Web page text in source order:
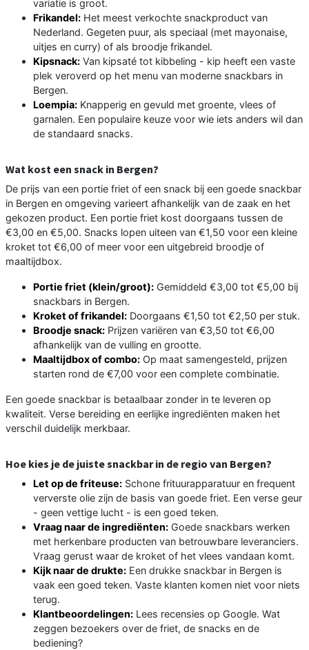
variatie is groot.
Frikandel: Het meest verkochte snackproduct van
Nederland. Gegeten puur, als speciaal (met mayonaise,
uitjes en curry) of als broodje frikandel.
Kipsnack: Van kipsaté tot kibbeling - kip heeft een vaste
plek veroverd op het menu van moderne snackbars in
Bergen.
Loempia: Knapperig en gevuld met groente, vlees of
garnalen. Een populaire keuze voor wie iets anders wil dan
de standaard snacks.
Wat kost een snack in Bergen?
De prijs van een portie friet of een snack bij een goede snackbar
in Bergen en omgeving varieert afhankelijk van de zaak en het
gekozen product. Een portie friet kost doorgaans tussen de
€3,00 en €5,00. Snacks lopen uiteen van €1,50 voor een kleine
kroket tot €6,00 of meer voor een uitgebreid broodje of
maaltijdbox.
Portie friet (klein/groot): Gemiddeld €3,00 tot €5,00 bij
snackbars in Bergen.
Kroket of frikandel: Doorgaans €1,50 tot €2,50 per stuk.
Broodje snack: Prijzen variëren van €3,50 tot €6,00
afhankelijk van de vulling en grootte.
Maaltijdbox of combo: Op maat samengesteld, prijzen
starten rond de €7,00 voor een complete combinatie.
Een goede snackbar is betaalbaar zonder in te leveren op
kwaliteit. Verse bereiding en eerlijke ingrediënten maken het
verschil duidelijk merkbaar.
Hoe kies je de juiste snackbar in de regio van Bergen?
Let op de friteuse: Schone frituurapparatuur en frequent
ververste olie zijn de basis van goede friet. Een verse geur
- geen vettige lucht - is een goed teken.
Vraag naar de ingrediënten: Goede snackbars werken
met herkenbare producten van betrouwbare leveranciers.
Vraag gerust waar de kroket of het vlees vandaan komt.
Kijk naar de drukte: Een drukke snackbar in Bergen is
vaak een goed teken. Vaste klanten komen niet voor niets
terug.
Klantbeoordelingen: Lees recensies op Google. Wat
zeggen bezoekers over de friet, de snacks en de
bediening?